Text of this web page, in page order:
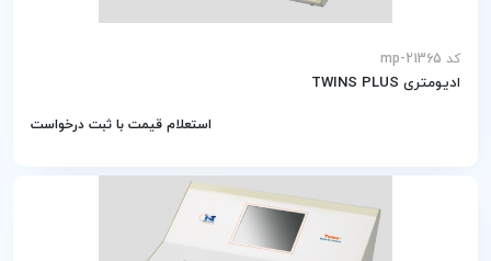
کد mp-21365
ادیومتری TWINS PLUS
استعلام قیمت با ثبت درخواست